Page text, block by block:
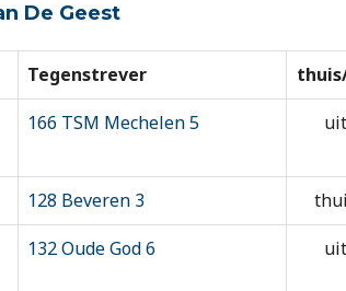
De Geest
Tegenstrever
166 TSM Mechelen 5 uit
128 Beveren 3
132 Oude God 6 uit